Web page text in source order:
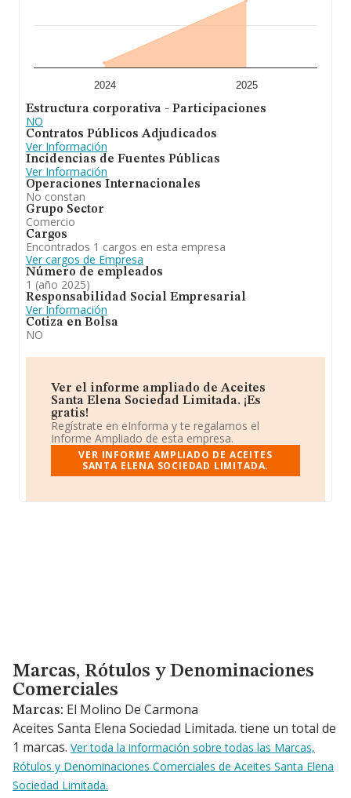
2024 2025
Estructura corporativa - Participaciones
NO
Contratos Públicos Adjudicados
Ver Información
Incidencias de Fuentes Públicas
Ver Información
Operaciones Internacionales
No constan
Grupo Sector
Comercio
Cargos
Encontrados 1 cargos en esta empresa
Ver cargos de Empresa
Número de empleados
1 (año 2025)
Responsabilidad Social Empresarial
Ver Información
Cotiza en Bolsa
NO
Ver el informe ampliado de Aceites
Santa Elena Sociedad Limitada. ¡Es
gratis!
Regístrate en eInforma y te regalamos el
Informe Ampliado de esta empresa.
VER INFORME AMPLIADO DE ACEITES
SANTA ELENA SOCIEDAD LIMITADA.
Marcas, Rótulos y Denominaciones Comerciales
Marcas, Rótulos y Denominaciones
Comerciales
Marcas: El Molino De Carmona
Aceites Santa Elena Sociedad Limitada. tiene un total de
1 marcas. Ver toda la información sobre todas las Marcas,
Rótulos y Denominaciones Comerciales de Aceites Santa Elena
Sociedad Limitada.